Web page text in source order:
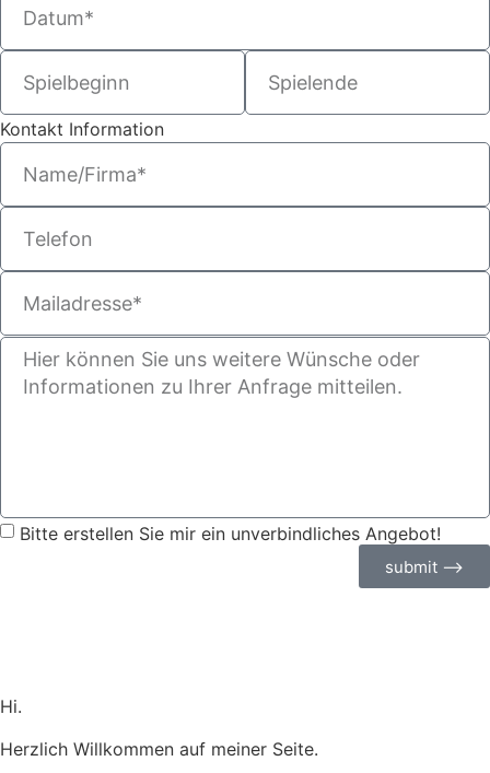
Kontakt Information
Bitte erstellen Sie mir ein unverbindliches Angebot!
submit ⟶
Hi.
Herzlich Willkommen auf meiner Seite.